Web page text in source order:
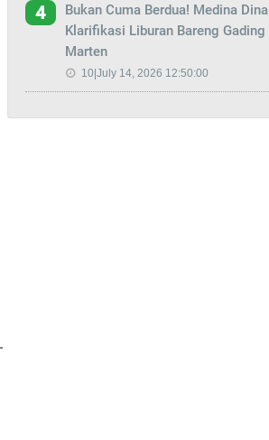
4
Bukan Cuma Berdua! Medina Dina
Klarifikasi Liburan Bareng Gading
Marten
10|July 14, 2026 12:50:00